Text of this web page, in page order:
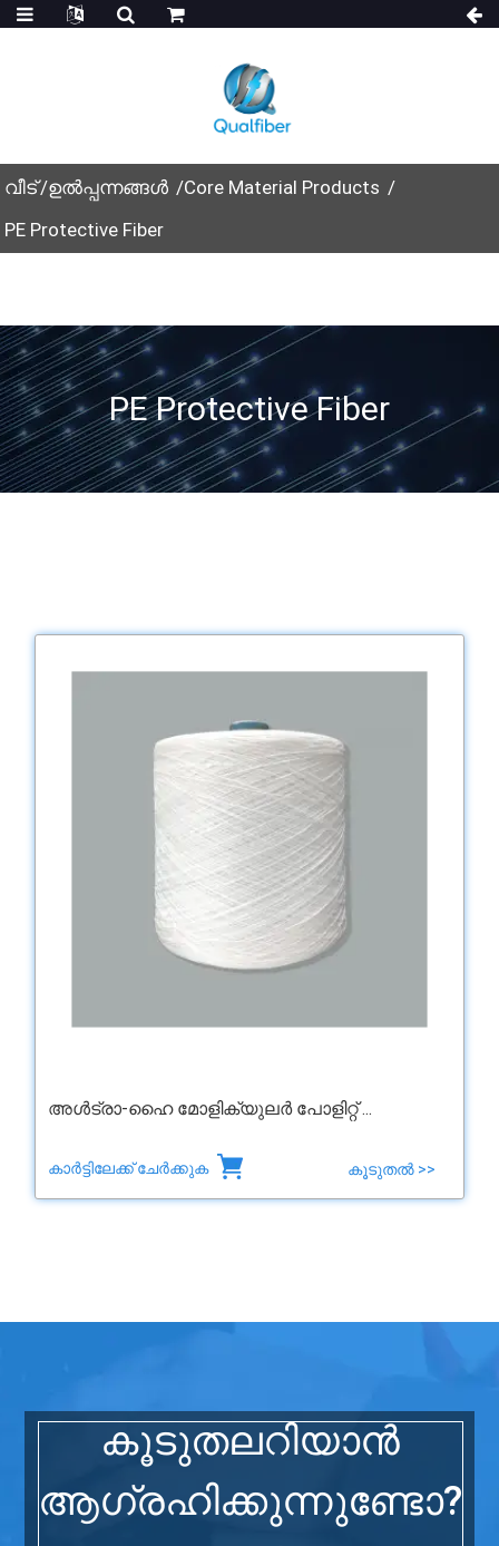
വീട് ഉൽപ്പന്നങ്ങൾ
Core Material Products
PE Protective Fiber
PE Protective Fiber
അൾട്രാ-ഹൈ മോളിക്യുലർ പോളിറ്റ് ...
കാർട്ടിലേക്ക് ചേർക്കുക കൂടുതൽ >>
കൂടുതലറിയാൻ
ആഗ്രഹിക്കുന്നുണ്ടോ?